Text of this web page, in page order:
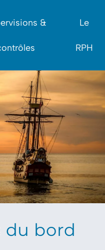
& Le
RPH
du bord